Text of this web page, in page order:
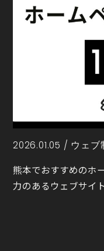
2026.01.05 / ウェブ
熊本でおすすめのホ
力のあるウェブサイ